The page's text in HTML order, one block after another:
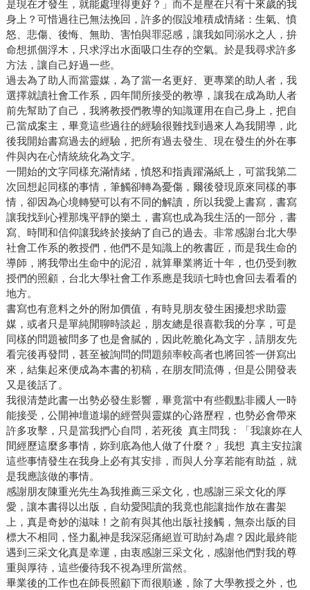
是現在才發生，就能處理得更好？」而不是壓在只有十來歲的我
身上？可惜過往已無法挽回，許多的假設堆積成情緒：生氣、憤
怒、悲傷、後悔、無助、害怕與罪惡感，讓我如同溺水之人，拚
命想抓個浮木，只求浮出水面吸口生存的空氣。於是我尋求許多
方法，讓自己好過一些。
過去為了助人而當靈媒，為了當一名更好、更專業的助人者，我
選擇就讀社會工作系，四年間所接受的教導，讓我在成為助人者
前先幫助了自己，我將教授們教導的知識運用在自己身上，把自
己當成案主，畢竟這些過往的經驗很難找到過來人為我開導，此
後我開始書寫過去的經驗，把所有過去發生、現在發生的外在事
件與內在心情統統化為文字。
一開始的文字同樣充滿情緒，憤怒和指責躍滿紙上，可當我第二
次回想起同樣的事情，筆觸卻轉為憂傷，爾後發現原來同樣的事
情，卻因為心境轉變可以有不同的解讀，所以我愛上書寫，書寫
讓我找到心裡那塊平靜的樂土，書寫也成為我生活的一部分，書
寫、時間和信仰讓我終於接納了自己的過去。非常感謝台北大學
社會工作系的教授們，他們不是知識上的教書匠，而是我生命的
導師，將我帶出生命中的泥沼，就算畢業將近十年，也仍受到教
授們的照顧，台北大學社會工作系應是我頭七時也會回去看看的
地方。
書寫也有意料之外的附加價值，有時見朋友發生困擾想求助靈
媒，或者只是單純閒聊時談起，朋友總是很喜歡我的分享，可是
同樣的問題被問多了也是會膩的，因此乾脆化為文字，請朋友先
看完後再發問，甚至被詢問的問題頻率較高者也將回答一併寫出
來，結集起來便成為本書的初稿，在朋友間流傳，但是公開發表
又是後話了。
我很清楚此書一出勢必發生影響，畢竟當中有些觀點非國人一時
能接受，公開神壇道場的經營與靈媒的心路歷程，也勢必會帶來
許多攻擊，只是當我捫心自問，若死後 真主問我：「我讓妳在人
間經歷這麼多事情，妳到底為他人做了什麼？」我想 真主安拉讓
這些事情發生在我身上必有其安排，而與人分享若能有助益，就
是我應該做的事情。
感謝朋友陳重光先生為我推薦三采文化，也感謝三采文化的厚
愛，讓本書得以出版，自幼愛閱讀的我竟也能讓拙作放在書架
上，真是奇妙的滋味！之前有與其他出版社接觸，無奈出版的目
標大不相同，怪力亂神是我深惡痛絕豈可助紂為虐？因此最終能
遇到三采文化真是幸運，由衷感謝三采文化，感謝他們對我的尊
重與厚待，這些優待我不視為理所當然。
畢業後的工作也在師長照顧下而很順遂，除了大學教授之外，也